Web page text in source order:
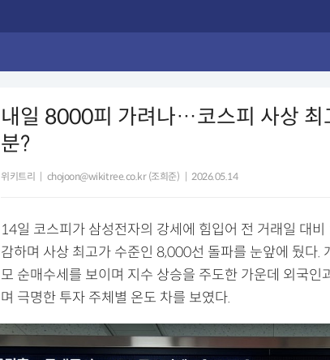
내일 8000피 가려나…코스피 사상 최
분?
위키트리 chojoon@wikitree.co.kr (조희준) 2026.05.14
14일 코스피가 삼성전자의 강세에 힘입어 전 거래일 대
감하며 사상 최고가 수준인 8,000선 돌파를 눈앞에 뒀다.
모 순매수세를 보이며 지수 상승을 주도한 가운데 외국인
며 극명한 투자 주체별 온도 차를 보였다.